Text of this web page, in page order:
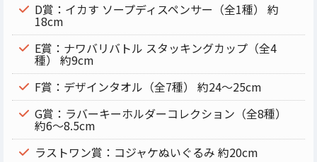
D賞：イカす ソープディスペンサー（全1種） 約
18cm
E賞：ナワバリバトル スタッキングカップ（全4
種） 約9cm
F賞：デザインタオル（全7種） 約24～25cm
G賞：ラバーキーホルダーコレクション（全8種）
約6～8.5cm
ラストワン賞：コジャケぬいぐるみ 約20cm